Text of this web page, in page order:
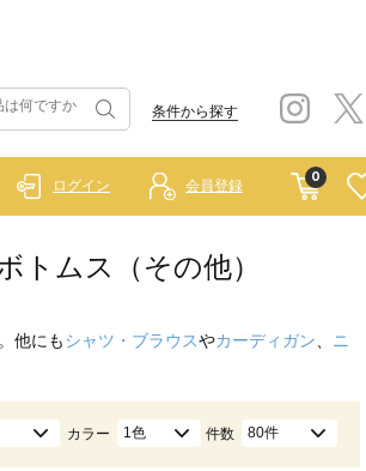
条件から探す
0
ログイン 会員登録
トムス（その他）
他にもシャツ・ブラウスやカーディガン
ニ
カラー 1色 件数 80件